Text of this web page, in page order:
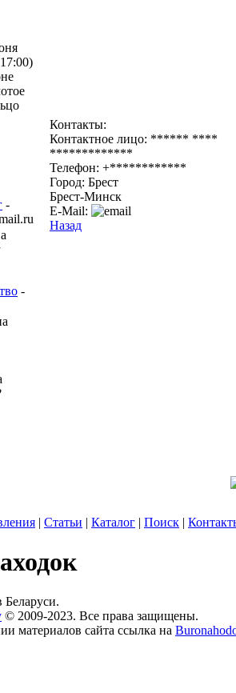
-
-
Контакты:
Контактное лицо: ****** ****
*************
Телефон: +************
Город: Брест
Брест-Минск
E-Mail:
Назад
| Статьи | Каталог | Поиск |
Беларуси.
© 2009-2023. Все права защищены.
материалов сайта ссылка на